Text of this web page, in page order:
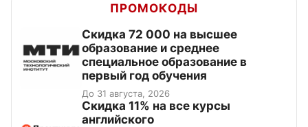
ПРОМОКОДЫ
Скидка 72 000 на высшее
образование и среднее
специальное образование в
первый год обучения
До 31 августа, 2026
Скидка 11% на все курсы
английского